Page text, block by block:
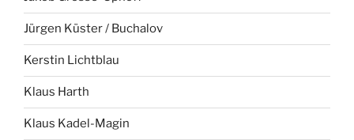
Jürgen Küster / Buchalov
Kerstin Lichtblau
Klaus Harth
Klaus Kadel-Magin